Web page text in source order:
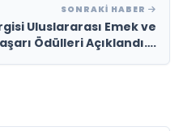
SONRAKI HABER
Uluslararası Emek ve
Ödülleri Açıklandı….